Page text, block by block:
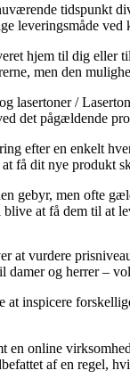
tidspunkt
leveringsmåde
hjem til dig eller
men den
lasertoner /
det pågældende
efter en enkelt
få dit nye produkt
gebyr, men ofte
at få dem til at
at vurdere
og herrer –
inspicere
en online
af en regel,